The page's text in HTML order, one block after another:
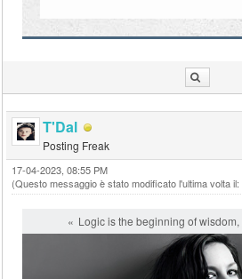
T'Dal
Posting Freak
17-04-2023, 08:55 PM
(Questo messaggio è stato modificato l'ultima volta
Logic is the beginning of